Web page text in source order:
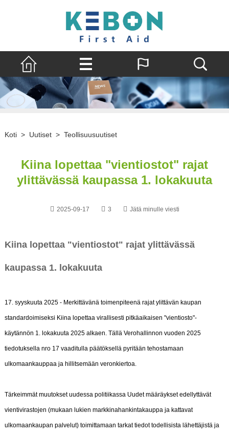
Koti > Uutiset > Teollisuusuutiset
Kiina lopettaa "vientiostot" rajat
ylittävässä kaupassa 1. lokakuuta
2025-09-17 3 Jätä minulle viesti
Kiina lopettaa "vientiostot" rajat ylittävässä
kaupassa 1. lokakuuta
17. syyskuuta 2025 - Merkittävänä toimenpiteenä rajat ylittävän kaupan
standardoimiseksi Kiina lopettaa virallisesti pitkäaikaisen "vientiosto"-
käytännön 1. lokakuuta 2025 alkaen. Tällä Verohallinnon vuoden 2025
tiedotuksella nro 17 vaaditulla päätöksellä pyritään tehostamaan
ulkomaankauppaa ja hillitsemään veronkiertoa.
Tärkeimmät muutokset uudessa politiikassa Uudet määräykset edellyttävät
vientivirastojen (mukaan lukien markkinahankintakauppa ja kattavat
ulkomaankaupan palvelut) toimittamaan tarkat tiedot todellisista lähettäjistä ja